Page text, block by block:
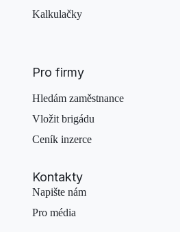
Kalkulačky
Pro firmy
Hledám zaměstnance
Vložit brigádu
Ceník inzerce
Kontakty
Napište nám
Pro média